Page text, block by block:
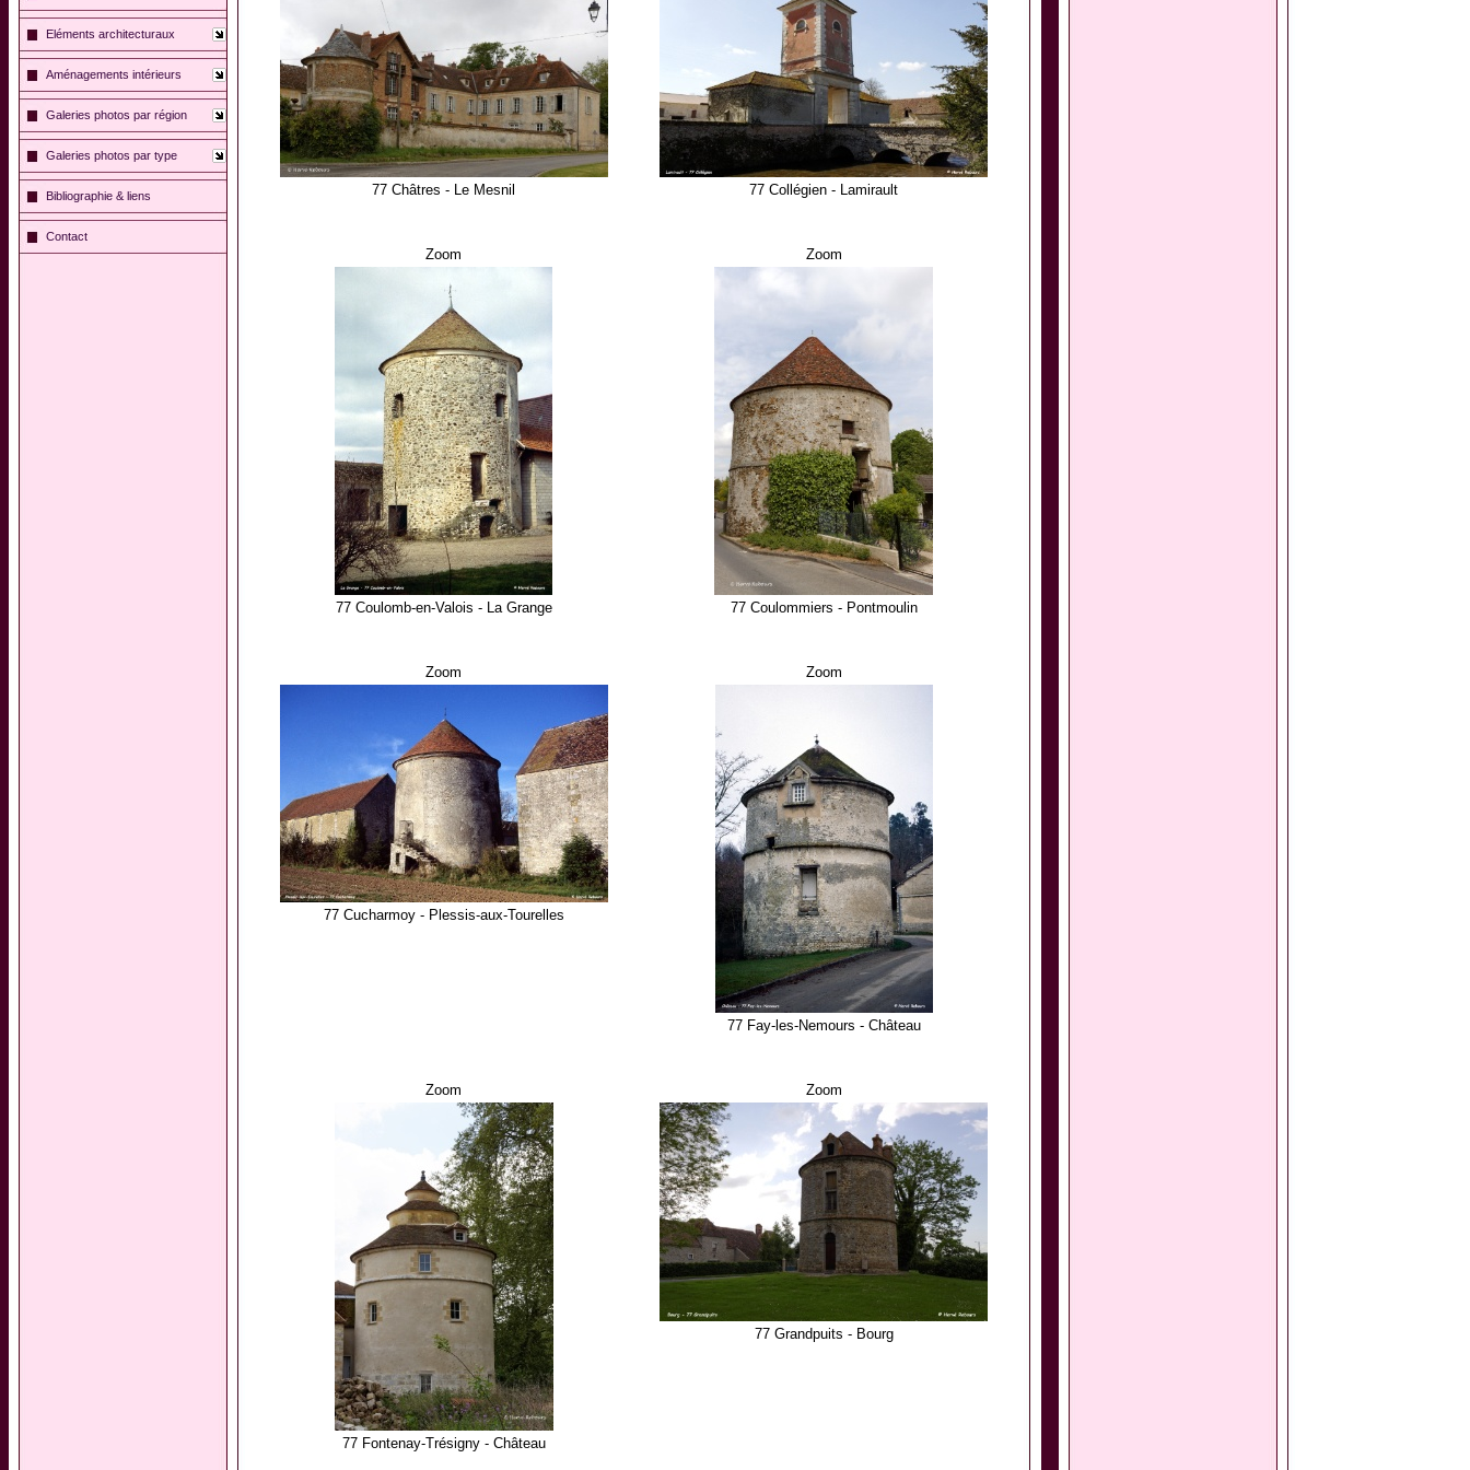
Eléments architecturaux
Aménagements intérieurs
Galeries photos par région
Galeries photos par type
Bibliographie & liens
Contact
77 Châtres - Le Mesnil 77 Collégien - Lamirault
Zoom
77 Coulomb-en-Valois - La Grange
Zoom
77 Coulommiers - Pontmoulin
Zoom
77 Cucharmoy - Plessis-aux-Tourelles
Zoom
77 Fay-les-Nemours - Château
Zoom
77 Fontenay-Trésigny - Château
Zoom
77 Grandpuits - Bourg